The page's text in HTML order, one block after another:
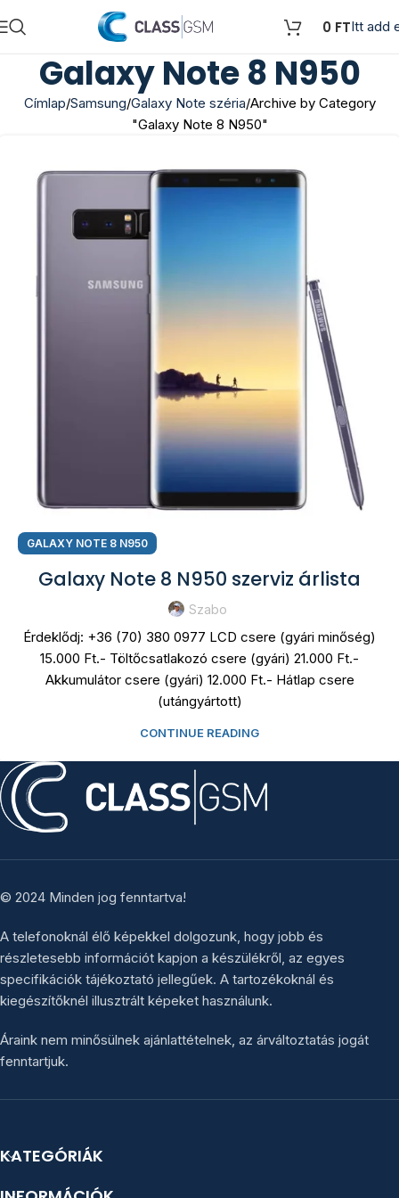
0 FTItt add
Galaxy Note 8 N950
Címlap Samsung Galaxy Note széria Archive by Category
"Galaxy Note 8 N950"
GALAXY NOTE 8 N950
Galaxy Note 8 N950 szerviz árlista
Szabo
Érdeklődj: +36 (70) 380 0977 LCD csere (gyári minőség)
15.000 Ft.- Töltőcsatlakozó csere (gyári) 21.000 Ft.-
Akkumulátor csere (gyári) 12.000 Ft.- Hátlap csere
(utángyártott)
CONTINUE READING
© 2024 Minden jog fenntartva!
A telefonoknál élő képekkel dolgozunk, hogy jobb és
részletesebb információt kapjon a készülékről, az egyes
specifikációk tájékoztató jellegűek. A tartozékoknál és
kiegészítőknél illusztrált képeket használunk.
Áraink nem minősülnek ajánlattételnek, az árváltoztatás jogát
fenntartjuk.
KATEGÓRIÁK